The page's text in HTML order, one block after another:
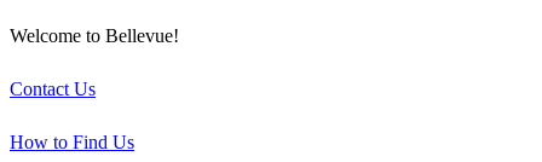
Welcome to Bellevue!
Contact Us
How to Find Us